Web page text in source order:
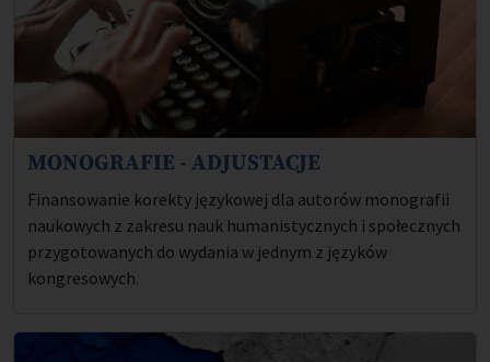
MONOGRAFIE - ADJUSTACJE
Opis projektu:
Finansowanie korekty językowej dla autorów monografii
naukowych z zakresu nauk humanistycznych i społecznych
przygotowanych do wydania w jednym z języków
kongresowych.